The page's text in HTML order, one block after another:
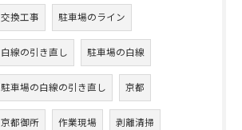
交換工事 駐車場のライン
白線の引き直し 駐車場の白線
駐車場の白線の引き直し 京都
京都御所 作業現場 剥離清掃